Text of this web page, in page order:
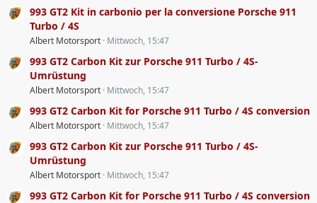
993 GT2 Kit in carbonio per la conversione Porsche 911
Turbo / 4S
Albert Motorsport Mittwoch, 15:47
993 GT2 Carbon Kit zur Porsche 911 Turbo / 4S-
Umrüstung
Albert Motorsport Mittwoch, 15:47
993 GT2 Carbon Kit for Porsche 911 Turbo / 4S conversion
Albert Motorsport Mittwoch, 15:47
993 GT2 Carbon Kit zur Porsche 911 Turbo / 4S-
Umrüstung
Albert Motorsport Mittwoch, 15:47
993 GT2 Carbon Kit for Porsche 911 Turbo / 4S conversion